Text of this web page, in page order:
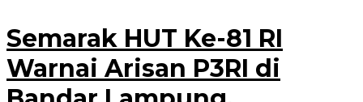
Semarak HUT Ke-81 RI
Warnai Arisan P3RI di